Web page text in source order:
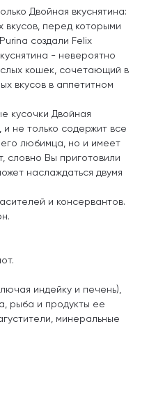
Двойная вкуснятина:
вкусов, перед которыми
создали Felix
- невероятно
кошек, сочетающий в
вкусов в аппетитном
кусочки Двойная
не только содержит все
любимца, но и имеет
словно Вы приготовили
наслаждаться двумя
и консервантов.
индейку и печень),
рыба и продукты ее
минеральные